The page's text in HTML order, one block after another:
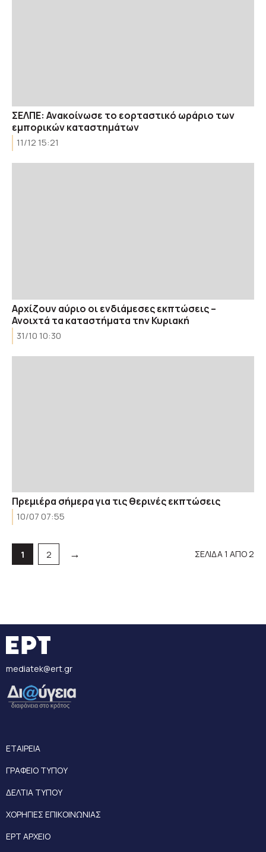
ΣΕΛΠΕ: Ανακοίνωσε το εορταστικό ωράριο των
εμπορικών καταστημάτων
11/12 15:21
Αρχίζουν αύριο οι ενδιάμεσες εκπτώσεις –
Ανοιχτά τα καταστήματα την Κυριακή
31/10 10:30
Πρεμιέρα σήμερα για τις θερινές εκπτώσεις
10/07 07:55
Σελίδα
1 Σελίδα
2 → ΣΕΛΙΔΑ 1 ΑΠΟ 2
mediatek@ert.gr
ΕΤΑΙΡΕΙΑ
ΓΡΑΦΕΙΟ ΤΥΠΟΥ
ΔΕΛΤΙΑ ΤΥΠΟΥ
ΧΟΡΗΓΙΕΣ ΕΠΙΚΟΙΝΩΝΙΑΣ
ΕΡΤ ΑΡΧΕΙΟ